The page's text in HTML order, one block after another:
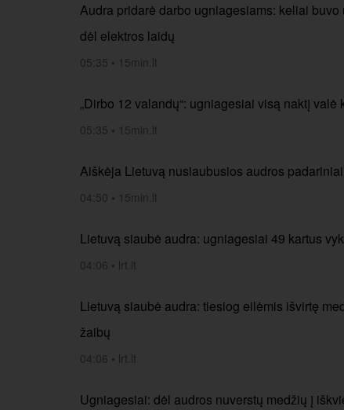
Audra pridarė darbo ugniagesiams: keliai
dėl elektros laidų
05:35 • 15min.lt
„Dirbo 12 valandų“: ugniagesiai visą naktį
05:35 • 15min.lt
Aiškėja Lietuvą nusiaubusios audros padariniai
04:50 • 15min.lt
Lietuvą siaubė audra: ugniagesiai 49 kartus
04:06 • lrt.lt
Lietuvą siaubė audra: tiesiog eilėmis išvirtę
žaibų
04:06 • lrt.lt
Ugniagesiai: dėl audros nuverstų medžių į